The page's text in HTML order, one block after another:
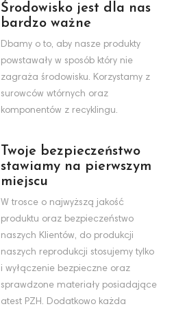
Środowisko jest dla nas
bardzo ważne
Dbamy o to, aby nasze produkty
powstawały w sposób który nie
zagraża środowisku. Korzystamy z
surowców wtórnych oraz
komponentów z recyklingu.
Twoje bezpieczeństwo
stawiamy na pierwszym
miejscu
W trosce o najwyższą jakość
produktu oraz bezpieczeństwo
naszych Klientów, do produkcji
naszych reprodukcji stosujemy tylko
i wyłączenie bezpieczne oraz
sprawdzone materiały posiadające
atest PZH. Dodatkowo każda